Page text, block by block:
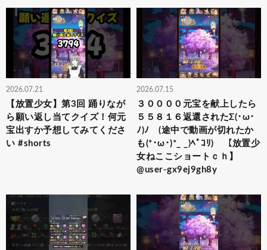
2026.07.21
【放置少女】第3回 踊りなが
ら願い返し当てクイズ！何元
宝出すか予想してみてくださ
い #shorts
2026.07.15
３００００元宝を献上したら
５５８１６返還されたΣ(･ω･
ﾉ)ﾉ (途中で動画が切れたか
も(*･ω･)*_ _)ﾍﾟｺﾘ) 【放置少
女ねここショートｃｈ】
@user-gx9ej9gh8y